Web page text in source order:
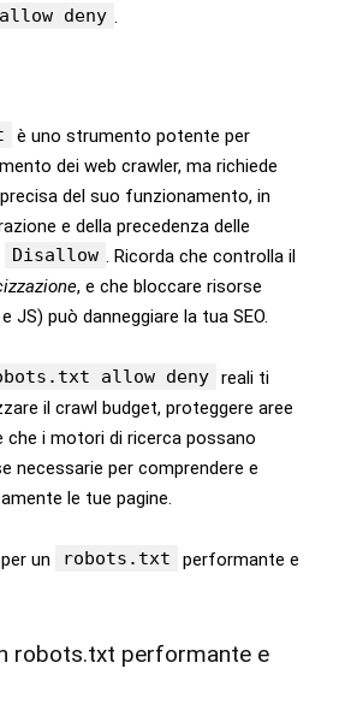
deny
è uno strumento potente per
dei web crawler, ma richiede
del suo funzionamento, in
e della precedenza delle
Disallow
. Ricorda che controlla il
, e che bloccare risorse
JS) può danneggiare la tua SEO.
allow deny reali ti
il crawl budget, proteggere aree
che i motori di ricerca possano
necessarie per comprendere e
le tue pagine.
un robots.txt
performante e
robots.txt performante e